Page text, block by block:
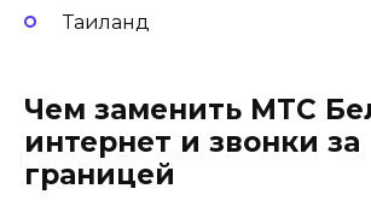
Таиланд
Чем заменить МТС
интернет и звонки за
границей